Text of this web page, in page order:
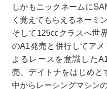
しかもニックネームに
く覚えてもらえるネーミ
そして125ccクラスへ世
のA1発売と併行してア
よるレースを意識した
売、デイトナをはじめと
中からレーシングマシン